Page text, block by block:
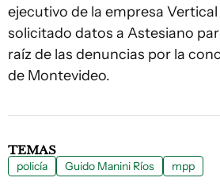
ejecutivo de la empresa
solicitado datos a Astesiano
raíz de las denuncias por la
de Montevideo.
TEMAS
policía Guido Manini Ríos mpp